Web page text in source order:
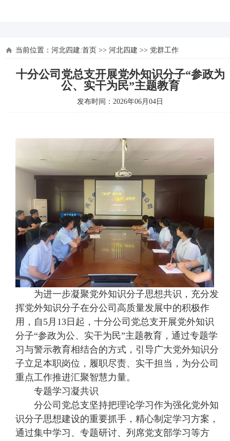
当前位置： 河北四建:首页 >> 河北四建 >> 党群工作
十分公司党总支开展党外知识分子“参政为
公、实干为民”主题教育
发布时间：2026年06月04日
为进一步凝聚党外知识分子思想共识，充分发
挥党外知识分子在分公司高质量发展中的积极作
用，自5月13日起，十分公司党总支开展党外知识
分子“参政为公、实干为民”主题教育，通过专题学
习与警示教育相结合的方式，引导广大党外知识分
子立足本职岗位，履职尽责、实干担当，为分公司
重点工作推进汇聚智慧力量。
专题学习凝共识
分公司党总支坚持把理论学习作为强化党外知
识分子思想建设的重要抓手，精心制定学习方案，
通过集中学习、专题研讨、列席党支部学习等方